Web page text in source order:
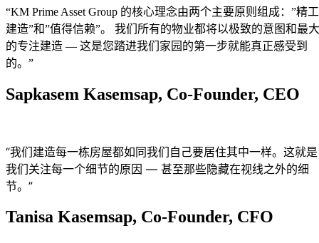
“KM Prime Asset Group 的核心理念由两个主要原则组成：”精工
建造”和”值得信赖”。 我们所有的物业都将以极致的意图和最大
的专注建造 — 这是您踏进我们家园的第一步就能真正感受到
的。”
Sapkasem Kasemsap, Co-Founder, CEO
“我们建造每一栋房屋都如同我们自己要居住其中一样。这就是
我们关注每一个细节的原因 — 甚至那些隐藏在视线之外的细
节。”
Tanisa Kasemsap, Co-Founder, CFO